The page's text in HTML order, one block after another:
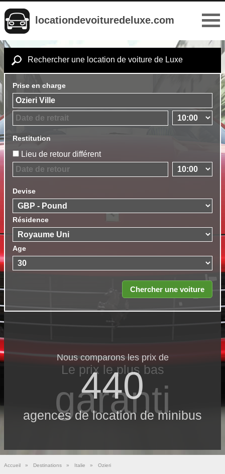
locationdevoituredeluxe.com
Rechercher une location de voiture de Luxe
Prise en charge
Restitution
Lieu de retour différent
Devise
Résidence
Age
Nous comparons les prix de
440
agences de location de minibus
Le prix le​ plus bas
garanti
Accueil » Destinations » Italie » Ozieri